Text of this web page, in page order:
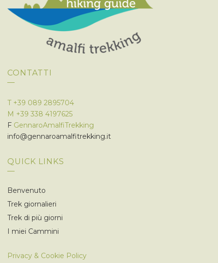
CONTATTI
T +39 089 2895704
M +39 338 4197625
F GennaroAmalfiTrekking
info@gennaroamalfitrekking.it
QUICK LINKS
Benvenuto
Trek giornalieri
Trek di più giorni
I miei Cammini
Privacy & Cookie Policy